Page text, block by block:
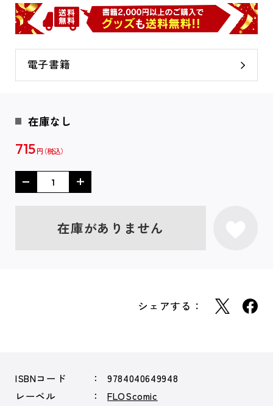
電子書籍
在庫なし
715 円
在庫がありません
シェアする：
ISBNコード
9784040649948
レーベル
FLOScomic